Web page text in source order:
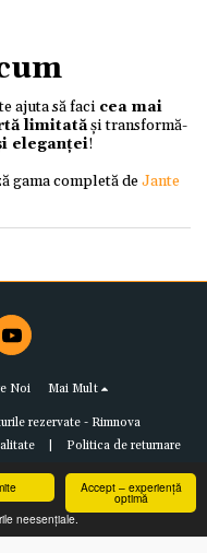
Accept – experiență
optimă
neesențiale.
ajuta să faci cea mai
limitatăși transformă-
eleganței!
gama completă deJante
Noi Mai Mult
rezervate - Rimnova
| Politica de returnare